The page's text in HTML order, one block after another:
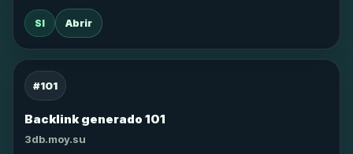
SI Abrir
#101
Backlink generado 101
3db.moy.su